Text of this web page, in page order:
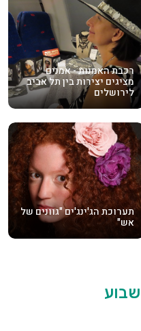
רכבת האמנות - אמנים
מציגים יצירות בין תל אביב
לירושלים
תערוכת הג'ינג'ים "גוונים של
אש"
שבוע